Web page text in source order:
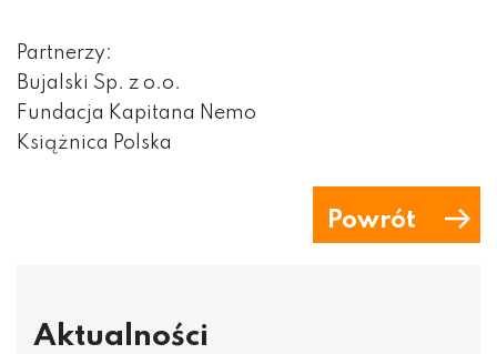
Partnerzy:
Bujalski Sp. z o.o.
Fundacja Kapitana Nemo
Książnica Polska
Powrót
Aktualności